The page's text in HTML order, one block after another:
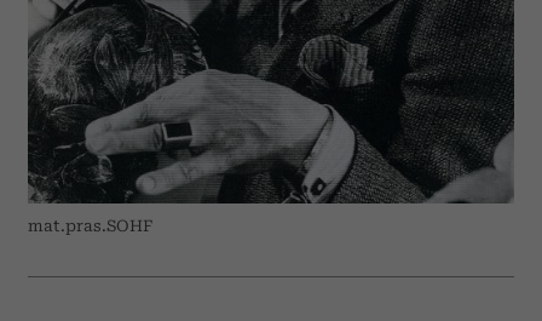
mat.pras.SOHF